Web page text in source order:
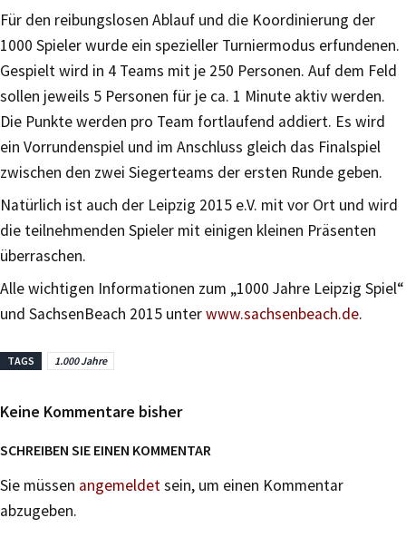
Für den reibungslosen Ablauf und die Koordinierung der
1000 Spieler wurde ein spezieller Turniermodus erfundenen.
Gespielt wird in 4 Teams mit je 250 Personen. Auf dem Feld
sollen jeweils 5 Personen für je ca. 1 Minute aktiv werden.
Die Punkte werden pro Team fortlaufend addiert. Es wird
ein Vorrundenspiel und im Anschluss gleich das Finalspiel
zwischen den zwei Siegerteams der ersten Runde geben.
Natürlich ist auch der Leipzig 2015 e.V. mit vor Ort und wird
die teilnehmenden Spieler mit einigen kleinen Präsenten
überraschen.
Alle wichtigen Informationen zum „1000 Jahre Leipzig Spiel“
und SachsenBeach 2015 unterwww.sachsenbeach.de.
TAGS 1.000 Jahre
Keine Kommentare bisher
SCHREIBEN SIE EINEN KOMMENTAR
Sie müssen angemeldetsein, um einen Kommentar
abzugeben.